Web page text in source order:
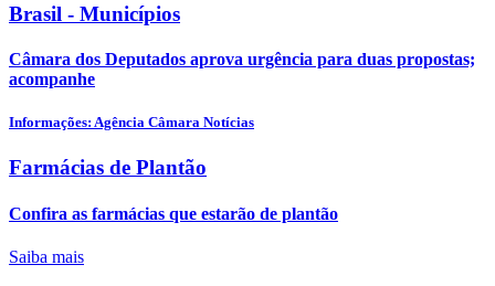
Brasil - Municípios
Câmara dos Deputados aprova urgência para duas propostas;
acompanhe
Informações: Agência Câmara Notícias
Farmácias de Plantão
Confira as farmácias que estarão de plantão
Saiba mais